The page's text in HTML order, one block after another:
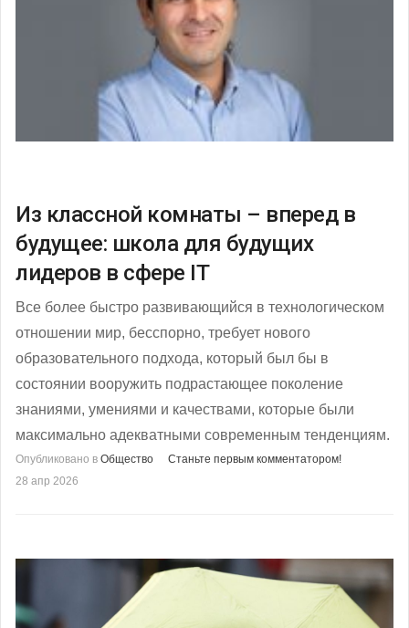
Из классной комнаты – вперед в
будущее: школа для будущих
лидеров в сфере IT
Все более быстро развивающийся в технологическом
отношении мир, бесспорно, требует нового
образовательного подхода, который был бы в
состоянии вооружить подрастающее поколение
знаниями, умениями и качествами, которые были
максимально адекватными современным тенденциям.
Опубликовано в Общество
Станьте первым комментатором!
28 апр 2026